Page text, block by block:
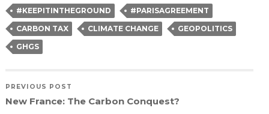
in
new
window)
#KEEPITINTHEGROUND
#PARISAGREEMENT
CARBON TAX
CLIMATE CHANGE
GEOPOLITICS
GHGS
PREVIOUS POST
New France: The Carbon Conquest?